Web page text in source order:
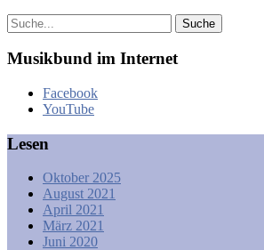
Musikbund im Internet
Facebook
YouTube
Lesen
Oktober 2025
August 2021
April 2021
März 2021
Juni 2020